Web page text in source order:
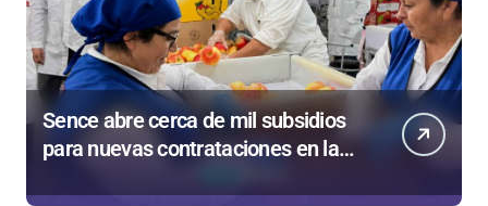
Sence abre cerca de mil subsidios
para nuevas contrataciones en la